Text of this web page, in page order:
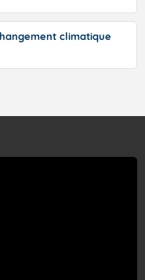
climatique